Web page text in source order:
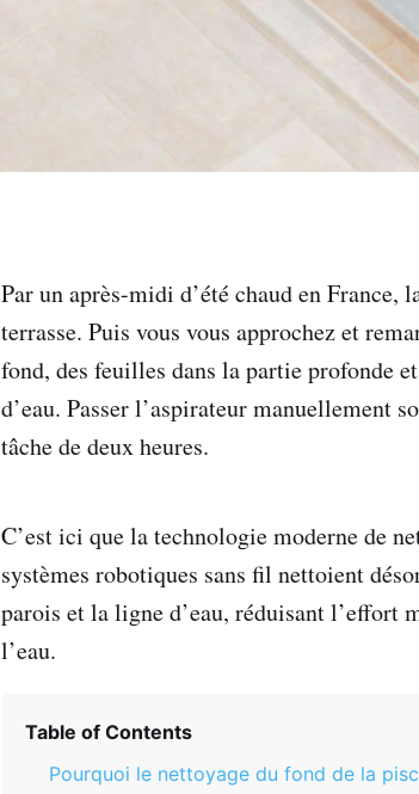
Par un après-midi d’été chaud en
terrasse. Puis vous vous approchez et
fond, des feuilles dans la partie profonde
d’eau. Passer l’aspirateur manuellement
tâche de deux heures.
C’est ici que la technologie moderne de
systèmes robotiques sans fil nettoient
parois et la ligne d’eau, réduisant l’effort
l’eau.
Table of Contents
Pourquoi le nettoyage du fond de la